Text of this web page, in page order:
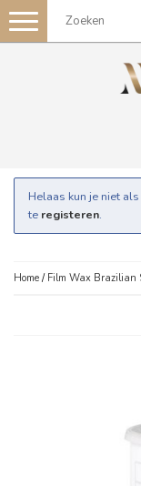
Toggle
navigation
Helaas kun je niet
te registeren.
Home / Film Wax Brazilian